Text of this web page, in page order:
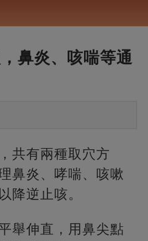
鼻炎、咳喘等通
共有兩種取穴方
鼻炎、哮喘、咳嗽
降逆止咳。
舉伸直，用鼻尖點